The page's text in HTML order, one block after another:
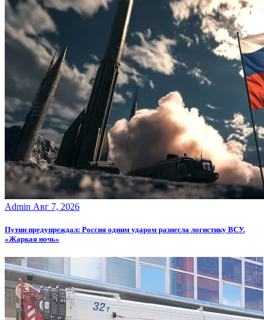
Admin Авг 7, 2026
Путин предупреждал: Россия одним ударом разнесла логистику ВСУ.
«Жаркая ночь»